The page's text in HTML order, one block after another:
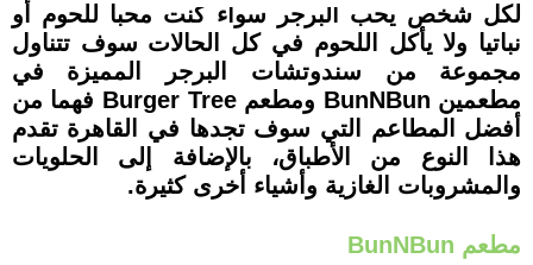
لكل شخص يحب البرجر سواء كنت محبا للحوم أو
نباتيا ولا يأكل اللحوم في كل الحالات سوف تتناول
مجموعة من سندوتشات البرجر المميزة في
مطعمين BunNBun ومطعم Burger Tree فهما من
أفضل المطاعم التي سوف تجدها في القاهرة تقدم
هذا النوع من الأطباق، بالإضافة إلى الحلويات
والمشروبات الغازية وأشياء أخرى كثيرة.
مطعم BunNBun